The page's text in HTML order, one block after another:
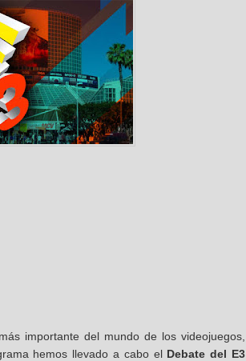
importante del mundo de los videojuegos,
hemos llevado a cabo el Debate del E3